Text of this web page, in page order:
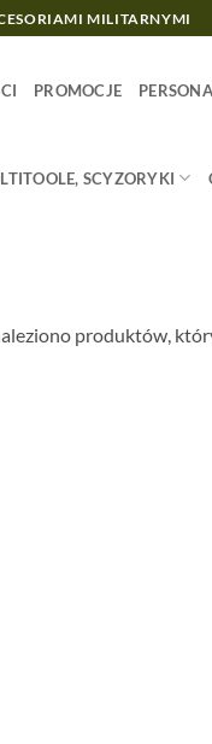
MILITARNYMI
PROMOCJE
SCYZORYKI
produktów,